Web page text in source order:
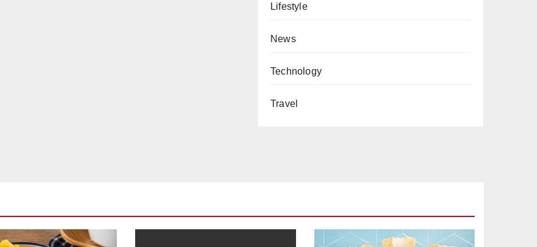
Lifestyle
News
Technology
Travel